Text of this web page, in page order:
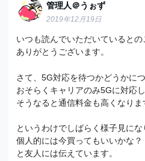
管理人＠うぉず
2019年12月19日
いつも読んでいただいているとの
ありがとうございます。
さて、5G対応を待つかどうかにつ
おそらくキャリアのみ5Gに対応し
そうなると通信料金も高くなりま
というわけでしばらく様子見にな
個人的には今買ってもいいかな？
と友人には伝えています。